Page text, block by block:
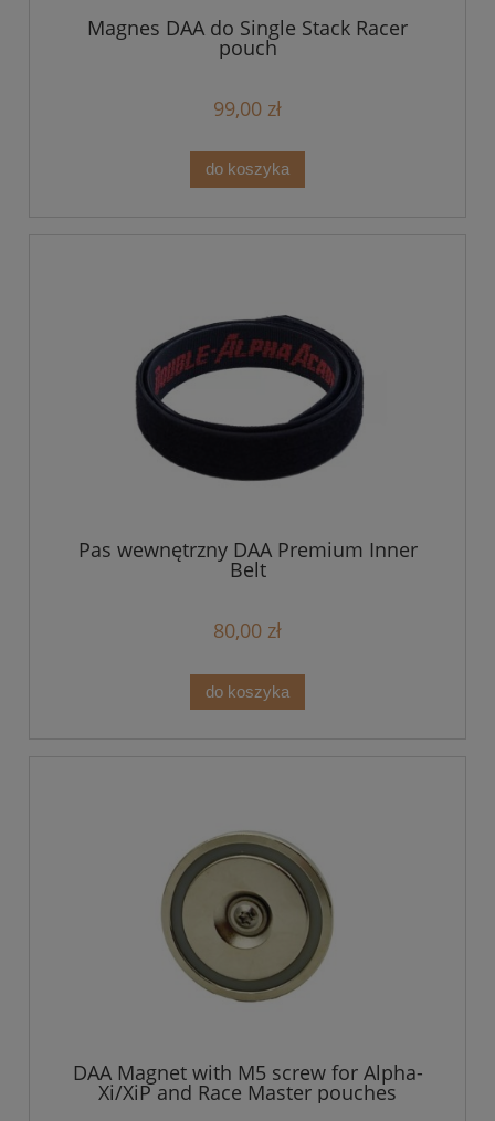
Magnes DAA do Single Stack Racer
pouch
99,00 zł
do koszyka
Pas wewnętrzny DAA Premium Inner
Belt
80,00 zł
do koszyka
DAA Magnet with M5 screw for Alpha-
Xi/XiP and Race Master pouches